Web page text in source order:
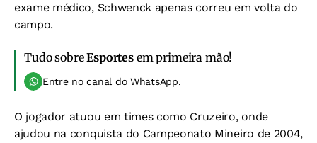
exame médico, Schwenck apenas correu em volta do
campo.
Tudo sobreEsportesem primeira mão!
Entre no canal do WhatsApp.
O jogador atuou em times como Cruzeiro, onde
ajudou na conquista do Campeonato Mineiro de 2004,